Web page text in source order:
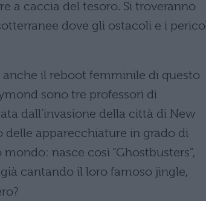
a caccia del tesoro. Si troveranno
dove gli ostacoli e i
anche il reboot femminile di questo
sono tre professori di
dall’invasione della città di New
delle apparecchiature in grado di
nasce così “Ghostbusters”,
cantando il loro famoso jingle,